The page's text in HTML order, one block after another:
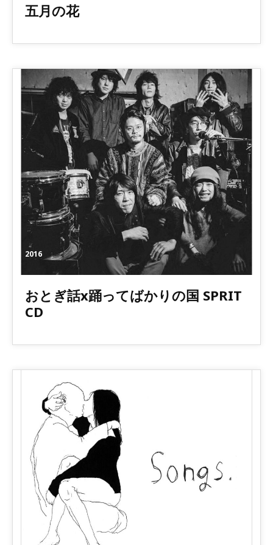
五月の花
2016
おとぎ話x踊ってばかりの国 SPRIT
CD